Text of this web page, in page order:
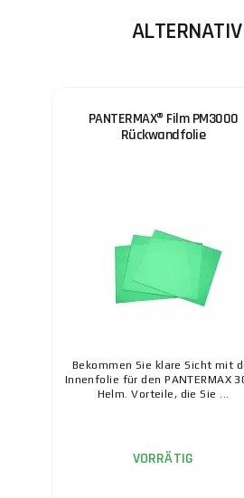
PANTERMAX® Film PM3000
Rückwandfolie
Bekommen Sie klare Sicht mit
Innenfolie für den PANTERMAX
Helm. Vorteile, die Sie ...
VORRÄTIG